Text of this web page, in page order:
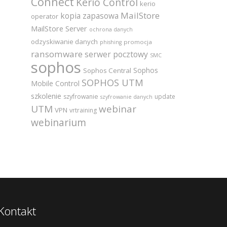
kerio
operator kopia zapasowa MailStore
MailStore Server ochrona danych
odzyskiwanie danych phishing promocja
ransomware serwer pocztowy SMC
sophos Sophos Central Sophos
Mobile Control SOPHOS UTM
szkolenie szyfrowanie szyfrowanie danych update
UTM VPN vrtraining webinar
webinarium